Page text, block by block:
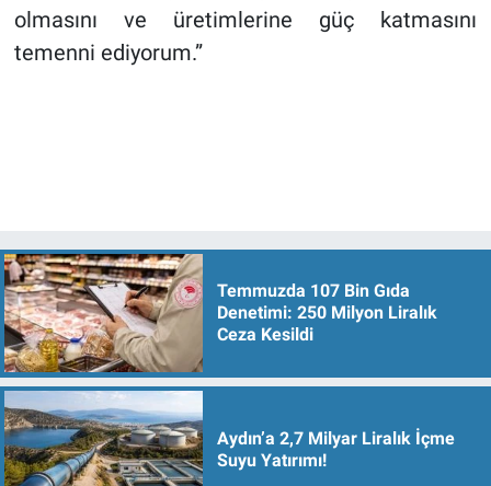
olmasını ve üretimlerine güç katmasını
temenni ediyorum.”
Temmuzda 107 Bin Gıda
Denetimi: 250 Milyon Liralık
Ceza Kesildi
Aydın’a 2,7 Milyar Liralık İçme
Suyu Yatırımı!